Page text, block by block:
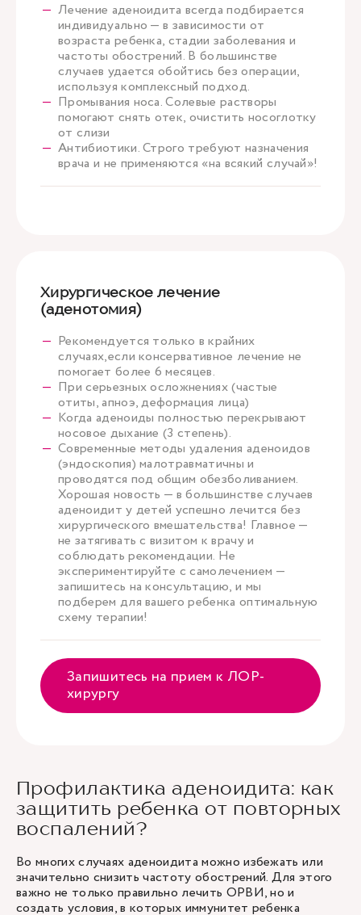
Лечение аденоидита всегда подбирается
индивидуально — в зависимости от
возраста ребенка, стадии заболевания и
частоты обострений. В большинстве
случаев удается обойтись без операции,
используя комплексный подход.
Промывания носа. Солевые растворы
помогают снять отек, очистить носоглотку
от слизи
Антибиотики. Строго требуют назначения
врача и не применяются «на всякий случай»!
Хирургическое лечение
(аденотомия)
Рекомендуется только в крайних
случаях,если консервативное лечение не
помогает более 6 месяцев.
При серьезных осложнениях (частые
отиты, апноэ, деформация лица)
Когда аденоиды полностью перекрывают
носовое дыхание (3 степень).
Современные методы удаления аденоидов
(эндоскопия) малотравматичны и
проводятся под общим обезболиванием.
Хорошая новость — в большинстве случаев
аденоидит у детей успешно лечится без
хирургического вмешательства! Главное —
не затягивать с визитом к врачу и
соблюдать рекомендации. Не
экспериментируйте с самолечением —
запишитесь на консультацию, и мы
подберем для вашего ребенка оптимальную
схему терапии!
Запишитесь на прием к ЛОР-
хирургу
Профилактика аденоидита: как
защитить ребенка от повторных
воспалений?
Во многих случаях аденоидита можно избежать или
значительно снизить частоту обострений. Для этого
важно не только правильно лечить ОРВИ, но и
создать условия, в которых иммунитет ребенка